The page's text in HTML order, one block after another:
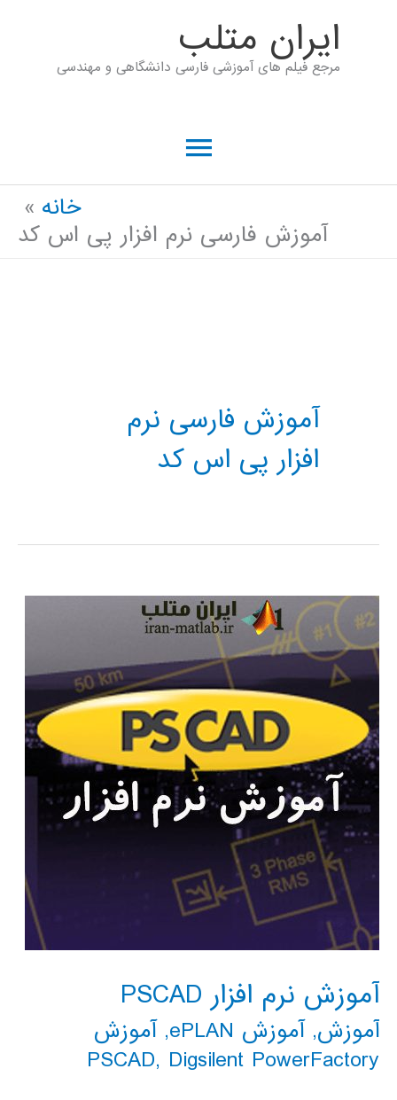
ايران متلب
مرجع فیلم های آموزشی فارسی دانشگاهی و مهندسی
فهرست
خانه
آموزش فارسی نرم افزار پی اس کد
آموزش فارسی نرم
افزار پی اس کد
آموزش نرم افزار PSCAD
آموزش,آموزش ePLAN ,آموزش
PSCAD, Digsilent PowerFactory